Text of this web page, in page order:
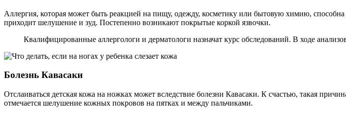
Аллергия, которая может быть реакцией на пищу, одежду, косметику или бытовую химию,
приходит шелушение и зуд. Постепенно возникают покрытые коркой язвочки.
Квалифицированные аллергологи и дерматологи назначат курс обследований. В ходе
Болезнь Кавасаки
Отслаиваться детская кожа на ножках может вследствие болезни Кавасаки. К счастью, такая
отмечается шелушение кожных покровов на пятках и между пальчиками.